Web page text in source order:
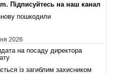
Підписуйтесь на наш канал
пошкодили
2026
на посаду директора
із загиблим захисником